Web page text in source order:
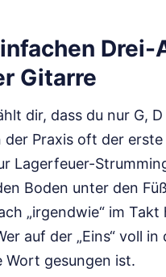
Gitarre
dir, dass du nur G,
der Praxis oft der
Lagerfeuer-
Boden unter den
„irgendwie“ im
auf der „Eins“ voll
Wort gesungen ist.